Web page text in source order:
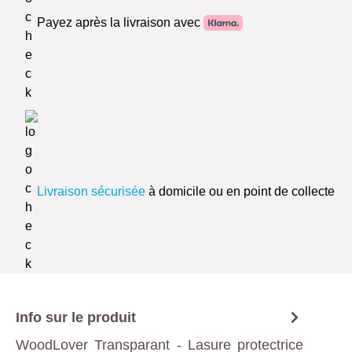
Payez après la livraison avec
Livraison sécurisée à domicile ou en point de collecte
Info sur le produit
WoodLover Transparant - Lasure protectrice